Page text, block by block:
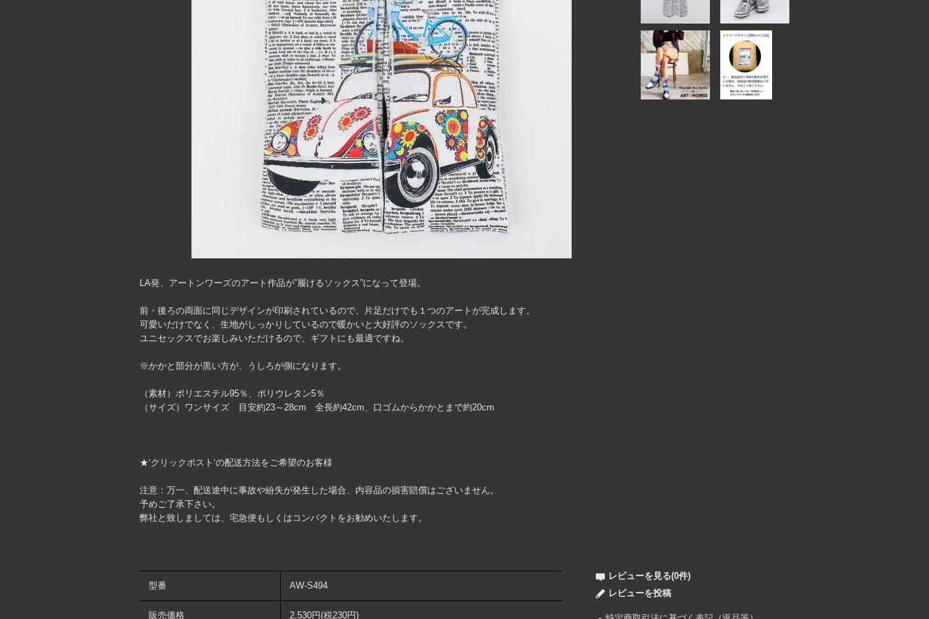
LA発、アートンワーズのアート作品が”履けるソックス”になって登場。
前・後ろの両面に同じデザインが印刷されているので、片足だけでも１つのアートが完成します。
可愛いだけでなく、生地がしっかりしているので暖かいと大好評のソックスです。
ユニセックスでお楽しみいただけるので、ギフトにも最適ですね。
※かかと部分が黒い方が、うしろが側になります。
（素材）ポリエステル95％、ポリウレタン5％
（サイズ）ワンサイズ 目安約23～28cm 全長約42cm、口ゴムからかかとまで約20cm
★‘クリックポスト‘の配送方法をご希望のお客様
注意：万一、配送途中に事故や紛失が発生した場合、内容品の損害賠償はございません。
予めご了承下さい。
弊社と致しましては、宅急便もしくはコンパクトをお勧めいたします。
型番 AW-S494
販売価格 2,530円(税230円)
レビューを見る(0件)
レビューを投稿